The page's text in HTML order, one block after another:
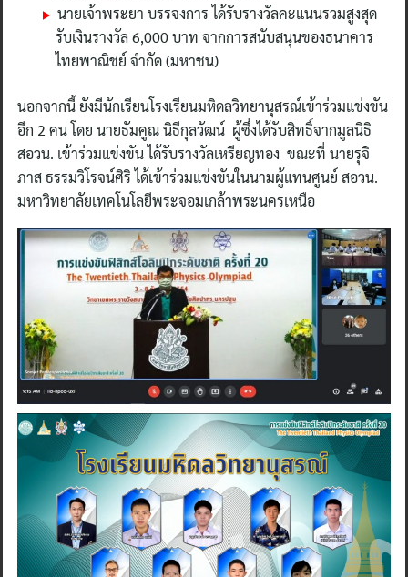
นายเจ้าพระยา บรรจงการ ได้รับรางวัลคะแนนรวมสูงสุด
รับเงินรางวัล 6,000 บาท จากการสนับสนุนของธนาคาร
ไทยพาณิชย์ จำกัด (มหาชน)
นอกจากนี้ ยังมีนักเรียนโรงเรียนมหิดลวิทยานุสรณ์เข้าร่วมแข่งขัน
อีก 2 คน โดย นายธัมคูณ นิธีกุลวัฒน์ ผู้ซึ่งได้รับสิทธิ์จากมูลนิธิ
สอวน. เข้าร่วมแข่งขัน ได้รับรางวัลเหรียญทอง ขณะที่ นายรุจิ
ภาส ธรรมวิโรจน์ศิริ ได้เข้าร่วมแข่งขันในนามผู้แทนศูนย์ สอวน.
มหาวิทยาลัยเทคโนโลยีพระจอมเกล้าพระนครเหนือ